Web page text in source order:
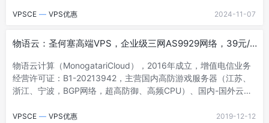
VPSCE — VPS优惠 2024-11-07
物语云：圣何塞高端VPS，企业级三网AS9929网络，39元/
物语云计算（MonogatariCloud），2016年成立，增值电信业务
经营许可证：B1-20213942，主营国内高防游戏服务器（江苏、
浙江、宁波，BGP网络，超高防御、高频CPU）、国内-国外云计
VPSCE — VPS优惠 2019-12-12